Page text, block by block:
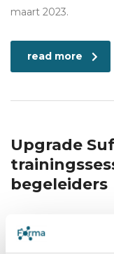
maart 2023.
read more
Upgrade
begeleiders
12 maart 2020